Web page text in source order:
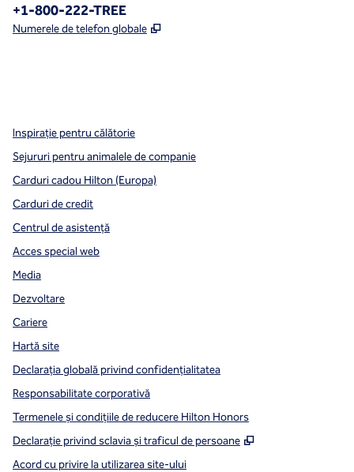
Telefon:
+1-800-222-TREE
Numerele de telefon globale ,
Inspirație pentru călătorie
Sejururi pentru animalele de companie
Carduri cadou Hilton (Europa)
Carduri de credit
Centrul de asistență
Acces special web
Media
Dezvoltare
Cariere
Hartă site
Declarația globală privind confidenţialitatea
Responsabilitate corporativă
Termenele și condițiile de reducere Hilton Honors
Declarație privind sclavia și traficul de persoane
,
Acord cu privire la utilizarea site-ului